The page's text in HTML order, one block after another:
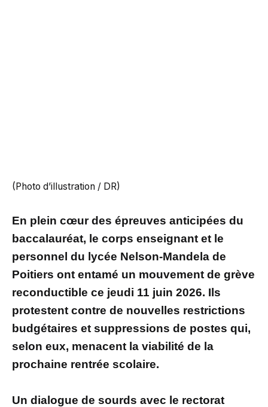
(Photo d’illustration / DR)
En plein cœur des épreuves anticipées du
baccalauréat, le corps enseignant et le
personnel du lycée Nelson-Mandela de
Poitiers ont entamé un mouvement de grève
reconductible ce jeudi 11 juin 2026. Ils
protestent contre de nouvelles restrictions
budgétaires et suppressions de postes qui,
selon eux, menacent la viabilité de la
prochaine rentrée scolaire.
Un dialogue de sourds avec le rectorat